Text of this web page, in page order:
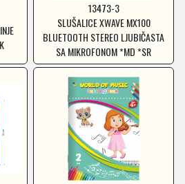
13473-3
SLUŠALICE XWAVE MX100
BLUETOOTH STEREO LJUBIČASTA
SA MIKROFONOM *MD *SR